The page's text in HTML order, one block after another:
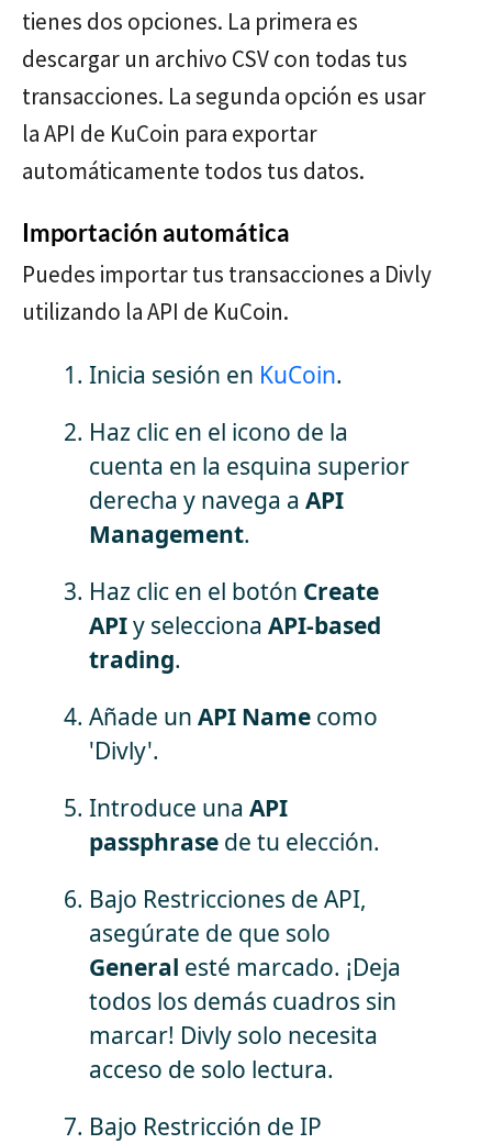
tienes dos opciones. La primera es
descargar un archivo CSV con todas tus
transacciones. La segunda opción es usar
la API de KuCoin para exportar
automáticamente todos tus datos.
Importación automática
Puedes importar tus transacciones a Divly
utilizando la API de KuCoin.
Inicia sesión en KuCoin.
Haz clic en el icono de la
cuenta en la esquina superior
derecha y navega a API
Management.
Haz clic en el botón Create
APIy selecciona API-based
trading.
Añade un API Name como
'Divly'.
Introduce una API
passphrase de tu elección.
Bajo Restricciones de API,
asegúrate de que solo
General esté marcado. ¡Deja
todos los demás cuadros sin
marcar! Divly solo necesita
acceso de solo lectura.
Bajo Restricción de IP